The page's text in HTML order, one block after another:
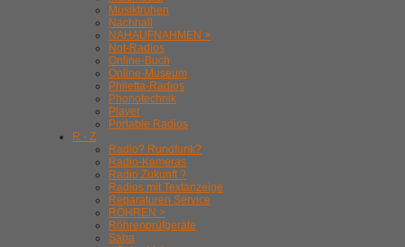
Musiktruhen
Nachhall
NAHAUFNAHMEN >
Not-Radios
Online-Buch
Online-Museum
Philetta-Radios
Phonotechnik
Player
Portable Radios
R - Z
Radio? Rundfunk?
Radio-Kameras
Radio Zukunft ?
Radios mit Textanzeige
Reparaturen Service
RÖHREN >
Röhrenprüfgeräte
Saba